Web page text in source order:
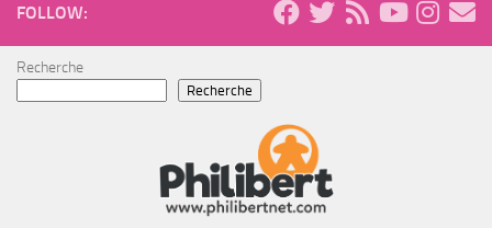
FOLLOW:
Recherche
Recherche